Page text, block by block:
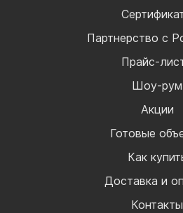
Партнерство с
Прайс-
Шоу-рум
Акции
Готовые
Как
Доставка и
Контакты